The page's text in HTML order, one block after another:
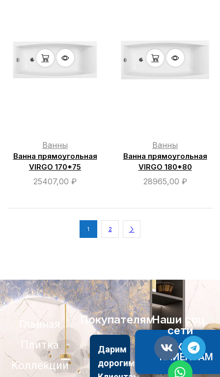
Ванны
Ванна прямоугольная
VIRGO 170*75
25407,00 ₽
Ванны
Ванна прямоугольная
VIRGO 180*80
28965,00 ₽
1 2
Главная
Плитка
Коллекции
Покупателям
Дарим
дорогим
АКЦИИ
КЛИЕНТАМ
Наши соц.
сети